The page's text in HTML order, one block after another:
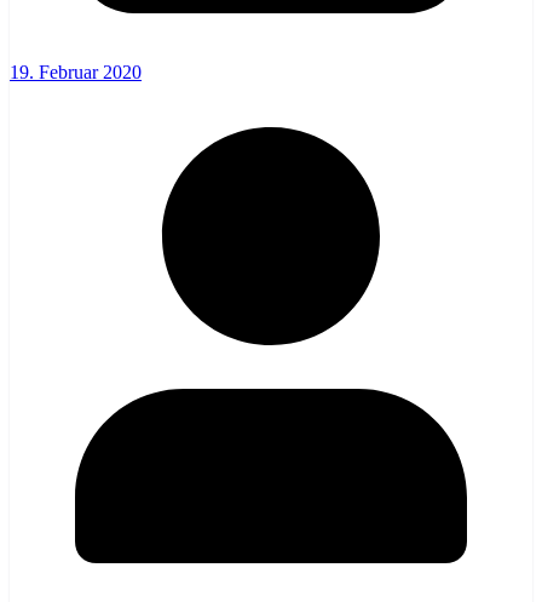
19. Februar 2020